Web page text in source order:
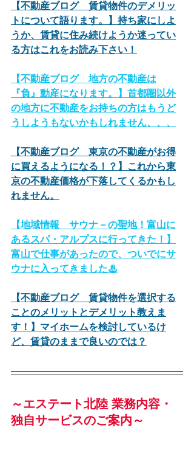
【不動産ブログ　賃貸物件のデメリッ
トについて語ります。】持ち家にしよ
うか、賃貸に住み続けようか迷ってい
る方はこれをお読み下さい！
【不動産ブログ　地方の不動産は
『負』動産になります。】首都圏以外
の地方に不動産をお持ちの方はもうど
うしようもないかもしれません、、、
【不動産ブログ　東京の不動産がお得
に買えるようになる！？】これから東
京の不動産価格が下落してくるかもし
れません。
【地域情報　サウナ－の聖地！富山に
あるスパ・アルプスに行ってきた！】
富山で仕事があったので、ついでにサ
ウナに入ってきました♨
【不動産ブログ　賃貸物件を選択する
ことのメリットとデメリット教えま
す！】マイホームを検討しているけ
ど、賃貸のままで良いのでは？
～エステート北陸 業務内容・
独自サービスのご案内～